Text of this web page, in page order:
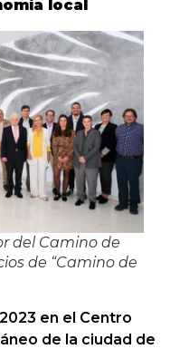
local
del Camino de
de “Camino de
en el Centro
de la ciudad de